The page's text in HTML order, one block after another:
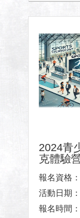
2024青
克體驗
報名資格
活動日期
報名時間：